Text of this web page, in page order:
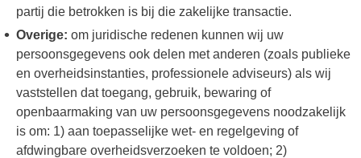
partij die betrokken is bij die zakelijke transactie.
Overige: om juridische redenen kunnen wij uw
persoonsgegevens ook delen met anderen (zoals publieke
en overheidsinstanties, professionele adviseurs) als wij
vaststellen dat toegang, gebruik, bewaring of
openbaarmaking van uw persoonsgegevens noodzakelijk
is om: 1) aan toepasselijke wet- en regelgeving of
afdwingbare overheidsverzoeken te voldoen; 2)